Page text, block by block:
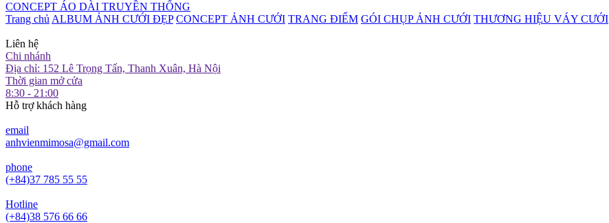
CONCEPT ÁO DÀI TRUYỀN THỐNG
Trang chủ ALBUM ẢNH CƯỚI ĐẸP CONCEPT ẢNH CƯỚI TRANG ĐIỂM GÓI CHỤP ẢNH CƯỚI THƯƠNG HIỆU VÁY CƯỚI
Liên hệ
Chi nhánh
Địa chỉ: 152 Lê Trọng Tấn, Thanh Xuân, Hà Nội
Thời gian mở cửa
8:30 - 21:00
Hỗ trợ khách hàng
email
anhvienmimosa@gmail.com
phone
(+84)37 785 55 55
Hotline
(+84)38 576 66 66